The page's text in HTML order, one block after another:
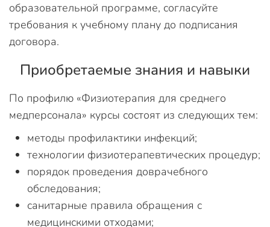
образовательной программе, согласуйте
требования к учебному плану до подписания
договора.
Приобретаемые знания и навыки
По профилю «Физиотерапия для среднего
медперсонала» курсы состоят из следующих тем:
методы профилактики инфекций;
технологии физиотерапевтических процедур;
порядок проведения доврачебного
обследования;
санитарные правила обращения с
медицинскими отходами;